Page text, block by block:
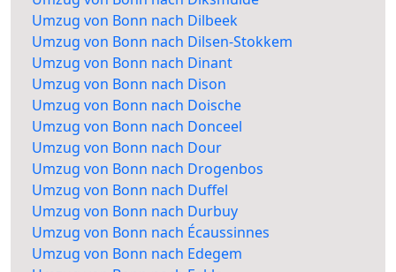
Umzug von Bonn nach Dilbeek
Umzug von Bonn nach Dilsen-Stokkem
Umzug von Bonn nach Dinant
Umzug von Bonn nach Dison
Umzug von Bonn nach Doische
Umzug von Bonn nach Donceel
Umzug von Bonn nach Dour
Umzug von Bonn nach Drogenbos
Umzug von Bonn nach Duffel
Umzug von Bonn nach Durbuy
Umzug von Bonn nach Écaussinnes
Umzug von Bonn nach Edegem